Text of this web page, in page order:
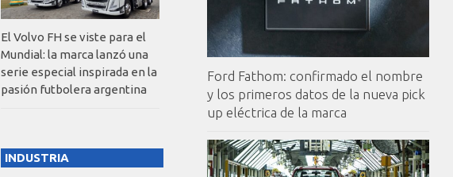
Ford Fathom: confirmado el nombre
y los primeros datos de la nueva pick
up eléctrica de la marca
El Volvo FH se viste para el
Mundial: la marca lanzó una
serie especial inspirada en la
pasión futbolera argentina
INDUSTRIA